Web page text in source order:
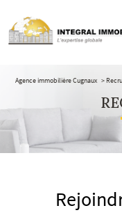
Agence immobilière Cugnaux